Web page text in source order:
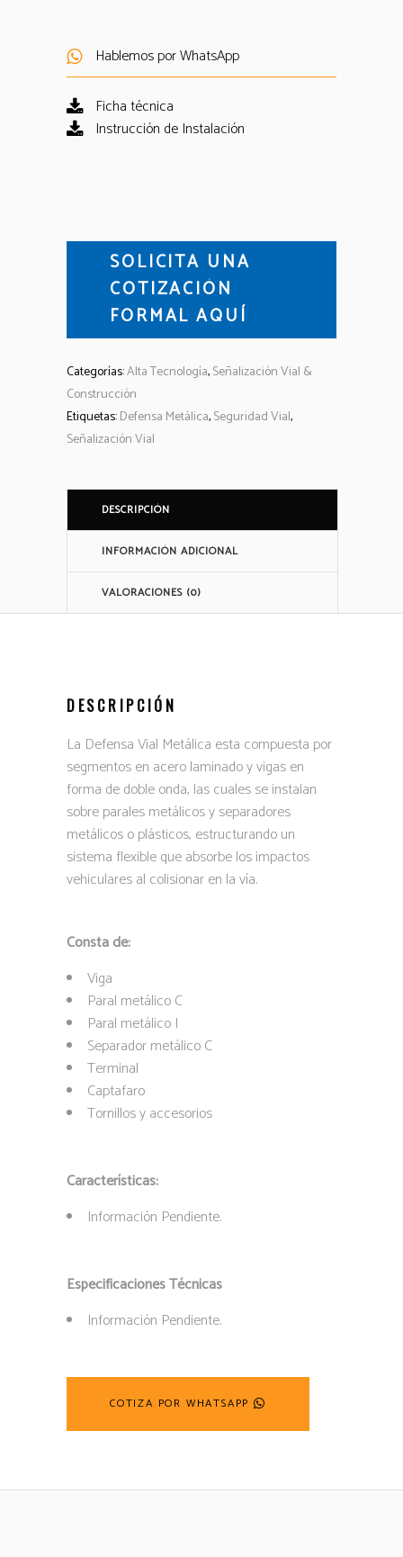
Hablemos por WhatsApp
Ficha técnica
Instrucción de Instalación
SOLICITA UNA
COTIZACIÓN
FORMAL AQUÍ
Categorías:Alta Tecnología,Señalización Vial &
Construcción
Etiquetas:Defensa Metálica,Seguridad Vial,
Señalización Vial
DESCRIPCIÓN
INFORMACIÓN ADICIONAL
VALORACIONES (0)
DESCRIPCIÓN
La Defensa Vial Metálica esta compuesta por
segmentos en acero laminado y vigas en
forma de doble onda, las cuales se instalan
sobre parales metálicos y separadores
metálicos o plásticos, estructurando un
sistema flexible que absorbe los impactos
vehiculares al colisionar en la vía.
Consta de:
Viga
Paral metálico C
Paral metálico I
Separador metálico C
Terminal
Captafaro
Tornillos y accesorios
Características:
Información Pendiente.
Especificaciones Técnicas
Información Pendiente.
COTIZA POR WHATSAPP